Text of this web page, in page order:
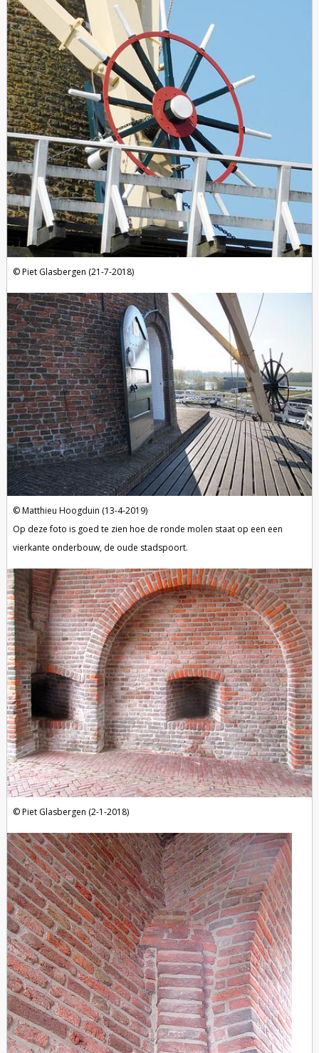
Piet Glasbergen (21-7-2018)
Matthieu Hoogduin (13-4-2019)
Op deze foto is goed te zien hoe de ronde molen staat op een een
vierkante onderbouw, de oude stadspoort.
Piet Glasbergen (2-1-2018)